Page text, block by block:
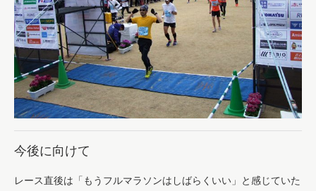
今後に向けて
レース直後は「もうフルマラソンはしばらくいい」と感じていた